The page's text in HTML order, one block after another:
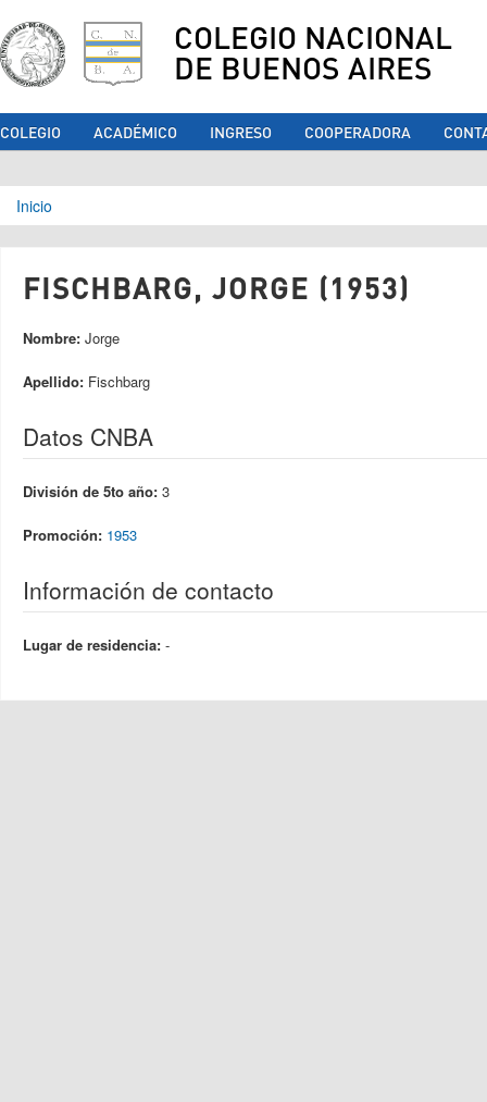
COLEGIO NACIONAL
DE BUENOS AIRES
COLEGIO ACADÉMICO INGRESO COOPERADORA
Se encuentra usted aquí
Inicio
FISCHBARG, JORGE (1953)
Nombre: Jorge
Apellido: Fischbarg
Datos CNBA
División de 5to año: 3
Promoción: 1953
Información de contacto
Lugar de residencia: -